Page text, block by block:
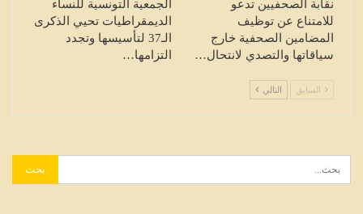
نقابة الصحفيين تدعو
للامتناع عن توظيف
المضامين الصحفية خارج
سياقاتها والتصدي لانتحال…
الجمعية التونسية للنساء
الديمقراطيات تحيي الذكرى
الـ37 لتأسيسها وتجدد
التزامها…
السابق التالي